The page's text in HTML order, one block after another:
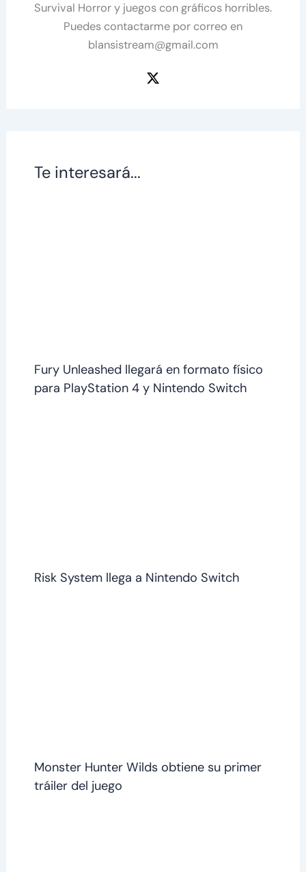
Survival Horror y juegos con gráficos horribles.
Puedes contactarme por correo en
blansistream@gmail.com
Te interesará...
Fury Unleashed llegará en formato físico
para PlayStation 4 y Nintendo Switch
Risk System llega a Nintendo Switch
Monster Hunter Wilds obtiene su primer
tráiler del juego